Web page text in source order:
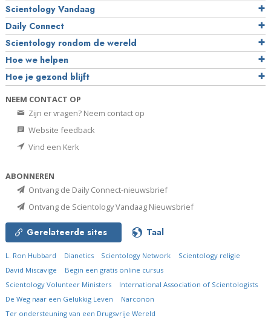
Scientology Vandaag
Daily Connect
Scientology rondom de wereld
Hoe we helpen
Hoe je gezond blijft
NEEM CONTACT OP
Zijn er vragen? Neem contact op
Website feedback
Vind een Kerk
ABONNEREN
Ontvang de Daily Connect-nieuwsbrief
Ontvang de Scientology Vandaag Nieuwsbrief
Gerelateerde sites Taal
L. Ron Hubbard Dianetics Scientology Network
Scientology religie
David Miscavige
Begin een gratis online cursus
Scientology Volunteer Ministers
International Association of Scientologists
De Weg naar een Gelukkig Leven
Narconon
Ter ondersteuning van een Drugsvrije Wereld